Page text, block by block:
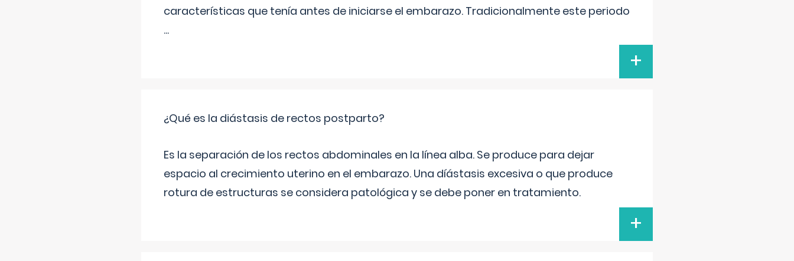
características que tenía antes de iniciarse el embarazo. Tradicionalmente este periodo
...
+
¿Qué es la diástasis de rectos postparto?
Es la separación de los rectos abdominales en la línea alba. Se produce para dejar
espacio al crecimiento uterino en el embarazo. Una díástasis excesiva o que produce
rotura de estructuras se considera patológica y se debe poner en tratamiento.
+